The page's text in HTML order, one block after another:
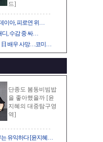
드]
이아, 피로연 위…
, 수감 중 싸…
日 배우 사망…코미…
단종도 봄동비빔밥
을 좋아했을까 [윤
지혜의 대중탐구영
역]
는 유익하다 [윤지혜…